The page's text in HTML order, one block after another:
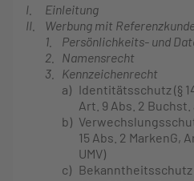
I.
Einleitung
II.
Werbung mit
1.
Persönlichkeits- und
2.
Namensrecht
3.
Kennzeichenrecht
a) Identitätsschutz (§
Art. 9 Abs. 2 Buchst.
b)
15 Abs. 2 MarkenG,
UMV)
c) Bekanntheitsschutz